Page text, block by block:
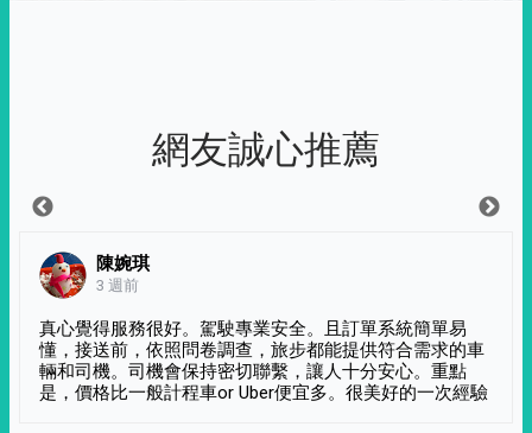
網友誠心推薦
陳婉琪
3 週前
真心覺得服務很好。駕駛專業安全。且訂單系統簡單易
懂，接送前，依照問卷調查，旅步都能提供符合需求的車
輛和司機。司機會保持密切聯繫，讓人十分安心。重點
是，價格比一般計程車or Uber便宜多。很美好的一次經驗